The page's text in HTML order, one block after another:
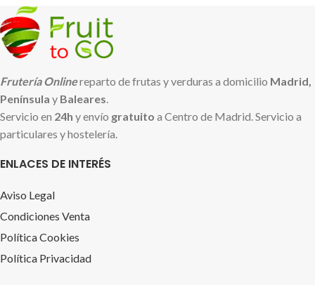
Frutería Onlinereparto de frutas y verduras a domicilio Madrid,
Península y Baleares.
Servicio en 24h y envío gratuito a Centro de Madrid. Servicio a
particulares y hostelería.
ENLACES DE INTERÉS
Aviso Legal
Condiciones Venta
Política Cookies
Política Privacidad